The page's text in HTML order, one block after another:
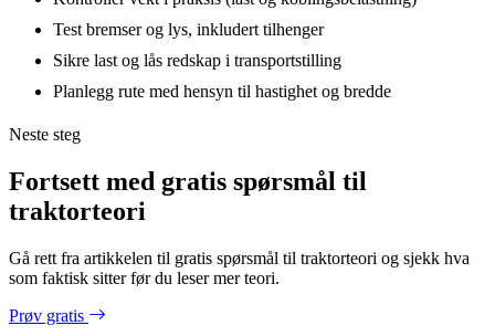
Test bremser og lys, inkludert tilhenger
Sikre last og lås redskap i transportstilling
Planlegg rute med hensyn til hastighet og bredde
Neste steg
Fortsett med gratis spørsmål til
traktorteori
Gå rett fra artikkelen til gratis spørsmål til traktorteori og sjekk hva
som faktisk sitter før du leser mer teori.
Prøv gratis